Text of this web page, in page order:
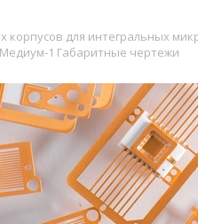
для интегральных
1 Габаритные чертежи